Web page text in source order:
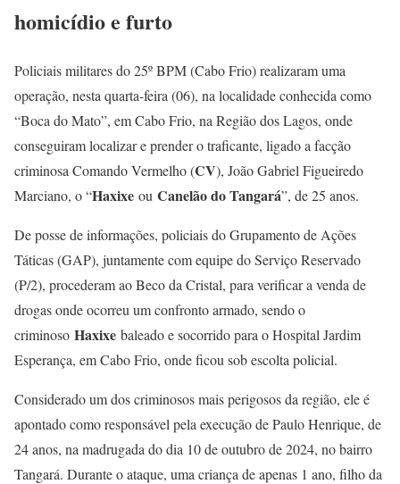
homicídio e furto
Policiais militares do 25º BPM (Cabo Frio) realizaram uma
operação, nesta quarta-feira (06), na localidade conhecida como
“Boca do Mato”, em Cabo Frio, na Região dos Lagos, onde
conseguiram localizar e prender o traficante, ligado a facção
criminosa Comando Vermelho (CV), João Gabriel Figueiredo
Marciano, o “Haxixe ou Canelão do Tangará”, de 25 anos.
De posse de informações, policiais do Grupamento de Ações
Táticas (GAP), juntamente com equipe do Serviço Reservado
(P/2), procederam ao Beco da Cristal, para verificar a venda de
drogas onde ocorreu um confronto armado, sendo o
criminoso Haxixe baleado e socorrido para o Hospital Jardim
Esperança, em Cabo Frio, onde ficou sob escolta policial.
Considerado um dos criminosos mais perigosos da região, ele é
apontado como responsável pela execução de Paulo Henrique, de
24 anos, na madrugada do dia 10 de outubro de 2024, no bairro
Tangará. Durante o ataque, uma criança de apenas 1 ano, filho da